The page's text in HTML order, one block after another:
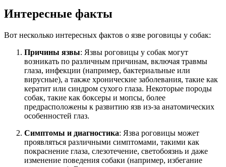
Интересные факты
Вот несколько интересных фактов о язве роговицы у собак:
Причины язвы: Язвы роговицы у собак могут
возникать по различным причинам, включая травмы
глаза, инфекции (например, бактериальные или
вирусные), а также хронические заболевания, такие как
кератит или синдром сухого глаза. Некоторые породы
собак, такие как боксеры и мопсы, более
предрасположены к развитию язв из-за анатомических
особенностей глаз.
Симптомы и диагностика: Язва роговицы может
проявляться различными симптомами, такими как
покраснение глаза, слезотечение, светобоязнь и даже
изменение поведения собаки (например, избегание